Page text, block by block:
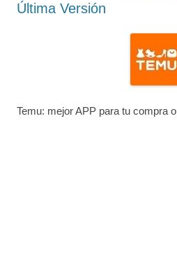
Última Versión
Temu: mejor APP para tu compra